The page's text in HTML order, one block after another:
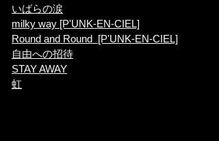
いばらの涙
milky way [P'UNK-EN-CIEL]
Round and Round [P'UNK-EN-CIEL]
自由への招待
STAY AWAY
虹